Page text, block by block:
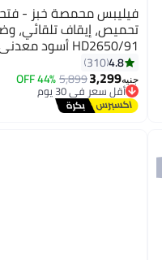
HD2650/91 أسود معدني
4.8
310
جنيه3,299
5,899
44% OFF أقل سعر في 30 يوم
توصيل مجاني
أقل سعر في 30 يوم